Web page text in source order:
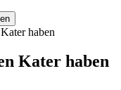
haben
Kater haben